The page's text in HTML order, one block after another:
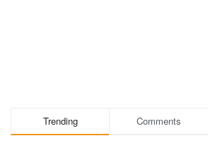
Trending Comments